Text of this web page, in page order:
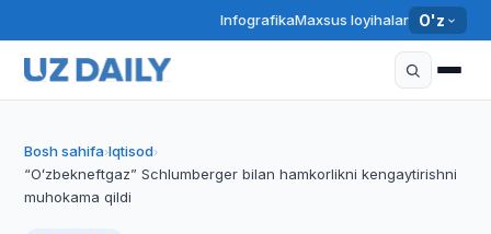
InfografikaMaxsus loyihalar O'z
Bosh sahifa›Iqtisod›
“Oʻzbekneftgaz” Schlumberger bilan hamkorlikni kengaytirishni
muhokama qildi